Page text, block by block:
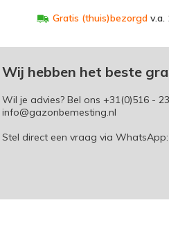
Gratis (thuis)bezorgd v.a.
Wij hebben het beste
Wil je advies? Bel ons +31(0)516 -
info@gazonbemesting.nl
Stel direct een vraag via WhatsApp: